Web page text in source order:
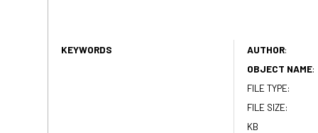
KEYWORDS AUTHOR:
OBJECT NAME:
FILE TYPE:
FILE SIZE:
KB